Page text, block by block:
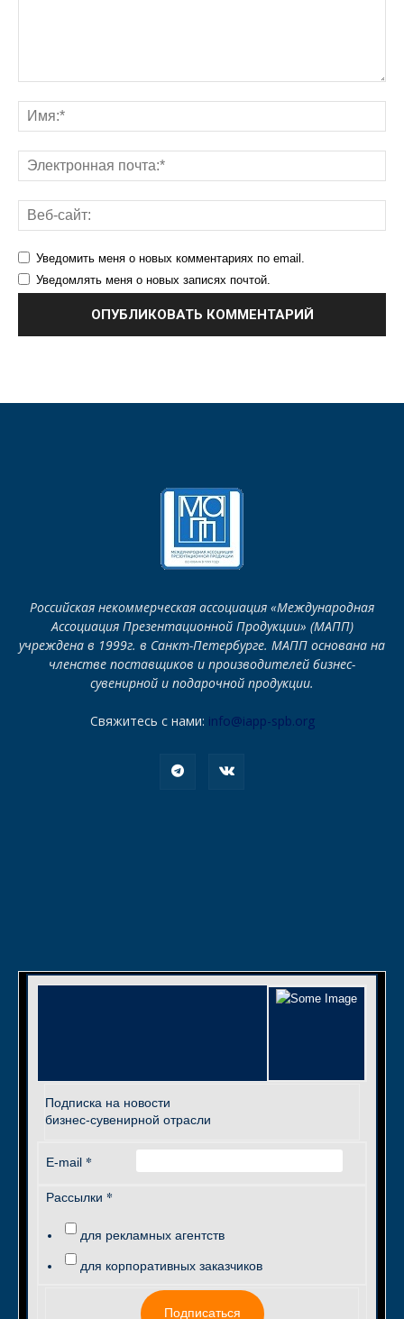
Уведомить меня о новых комментариях по email.
Уведомлять меня о новых записях почтой.
Российская некоммерческая ассоциация «Международная
Ассоциация Презентационной Продукции» (МАПП)
учреждена в 1999г. в Санкт-Петербурге. МАПП основана на
членстве поставщиков и производителей бизнес-
сувенирной и подарочной продукции.
Свяжитесь с нами: info@iapp-spb.org
Подписка на новости
бизнес-сувенирной отрасли
E-mail *
Рассылки *
для рекламных агентств
для корпоративных заказчиков
Подписаться